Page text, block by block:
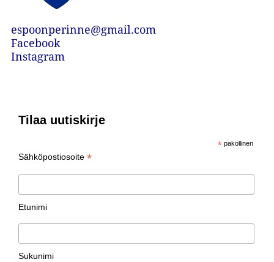
espoonperinne@gmail.com
Facebook
Instagram
Tilaa uutiskirje
* pakollinen
Sähköpostiosoite*
Etunimi
Sukunimi